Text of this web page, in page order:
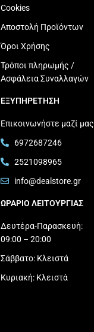
Cookies
Αποστολή Προϊόντων
Όροι Χρήσης
Τρόποι πληρωμής /
Ασφάλεια Συναλλαγών
ΕΞΥΠΗΡΕΤΗΣΗ
Επικοινωνήστε μαζί μας
6972687246
2521098965
info@dealstore.gr
ΩΡΑΡΙΟ ΛΕΙΤΟΥΡΓΙΑΣ​
Δευτέρα-Παρασκευή:
09:00 – 20:00
Σάββατο: Κλειστά
Κυριακή: Κλειστά